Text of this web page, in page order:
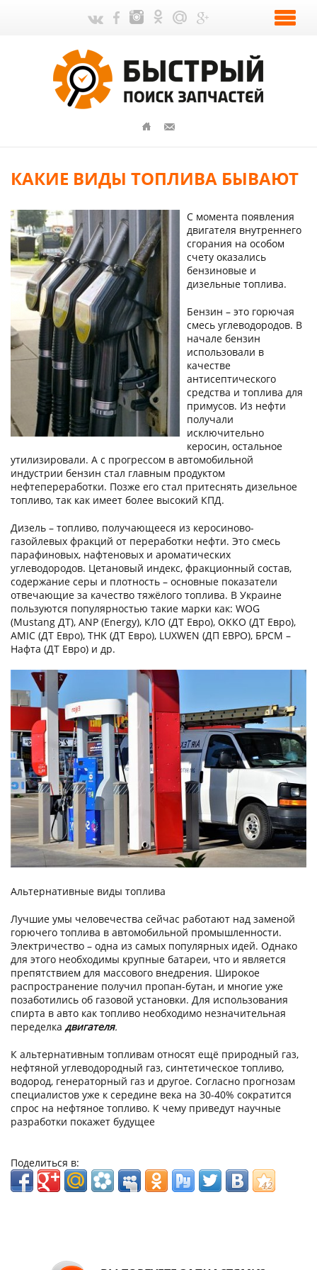
КАКИЕ ВИДЫ ТОПЛИВА БЫВАЮТ
С момента появления
двигателя внутреннего
сгорания на особом
счету оказались
бензиновые и
дизельные топлива.
Бензин – это горючая
смесь углеводородов. В
начале бензин
использовали в
качестве
антисептического
средства и топлива для
примусов. Из нефти
получали
исключительно
керосин, остальное
утилизировали. А с прогрессом в автомобильной
индустрии бензин стал главным продуктом
нефтепереработки. Позже его стал притеснять дизельное
топливо, так как имеет более высокий КПД.
Дизель – топливо, получающееся из керосиново-
газойлевых фракций от переработки нефти. Это смесь
парафиновых, нафтеновых и ароматических
углеводородов. Цетановый индекс, фракционный состав,
содержание серы и плотность – основные показатели
отвечающие за качество тяжёлого топлива. В Украине
пользуются популярностью такие марки как: WOG
(Mustang ДТ), ANP (Energy), КЛО (ДТ Евро), ОККО (ДТ Евро),
AMIC (ДТ Евро), THK (ДТ Евро), LUXWEN (ДП ЕВРО), БРСМ –
Нафта (ДТ Евро) и др.
Альтернативные виды топлива
Лучшие умы человечества сейчас работают над заменой
горючего топлива в автомобильной промышленности.
Электричество – одна из самых популярных идей. Однако
для этого необходимы крупные батареи, что и является
препятствием для массового внедрения. Широкое
распространение получил пропан-бутан, и многие уже
позаботились об газовой установки. Для использования
спирта в авто как топливо необходимо незначительная
переделка двигателя.
К альтернативным топливам относят ещё природный газ,
нефтяной углеводородный газ, синтетическое топливо,
водород, генераторный газ и другое. Согласно прогнозам
специалистов уже к середине века на 30-40% сократится
спрос на нефтяное топливо. К чему приведут научные
разработки покажет будущее
Поделиться в: